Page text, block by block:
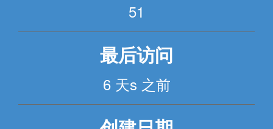
51
最后访问
6 天s 之前